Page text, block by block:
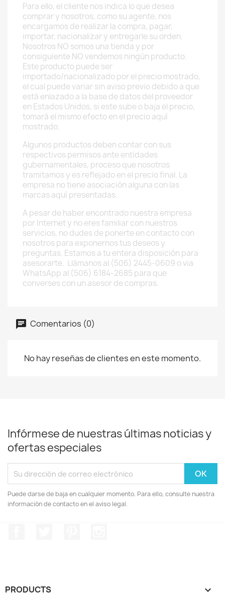
Para ello, el cliente nos indica lo que desea
comprar y nosotros, como su agente, nos
encargamos de realizar la compra, pagar,
importar, nacionalizar y entregarle su orden.
Nosotros NO somos una tienda y por
consiguiente NO vendemos ningún producto.
Este producto puede ser
importado/nacionalizado por el precio mostrado,
el cual puede variar sin aviso previo debido a que
está enlazado a la base de datos del proveedor
en Estados Unidos, si este sube o baja el precio,
tomará el mismo efecto en el precio aquí
mostrado.
Algunos productos deben contar con sus
respectivos permisos ante entidades
gubernamentales, proceso que nosotros
tramitamos y es reflejado en el precio final. La
empresa no tiene asociación alguna con las
marcas aquí presentadas.
A pesar de haber encontrado nuestra empresa
por Internet y no eres familiar con nuestros
servicios, no dudes de ponerte en contacto con
nosotros para exponernos tus deseos y
preguntas. Estamos a tu entera disposición para
asesorarte. Llámanos al (506) 2445-0609 o via
WhatsApp al (506) 6184-2685 para que
converses con un asesor de compras.
Comentarios (0)
No hay reseñas de clientes en este momento.
Infórmese de nuestras últimas noticias y
ofertas especiales
Puede darse de baja en cualquier momento. Para ello, consulte nuestra
información de contacto en el aviso legal.
PRODUCTS 